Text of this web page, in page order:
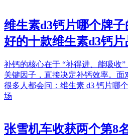
维生素d3钙片哪个牌
好的十款维生素d3钙
补钙的核心在于 “补得进、能吸收
关键因子，直接决定补钙效率。面
很多人都会问：维生素 d3 钙片哪
场
张雪机车收获两个第8